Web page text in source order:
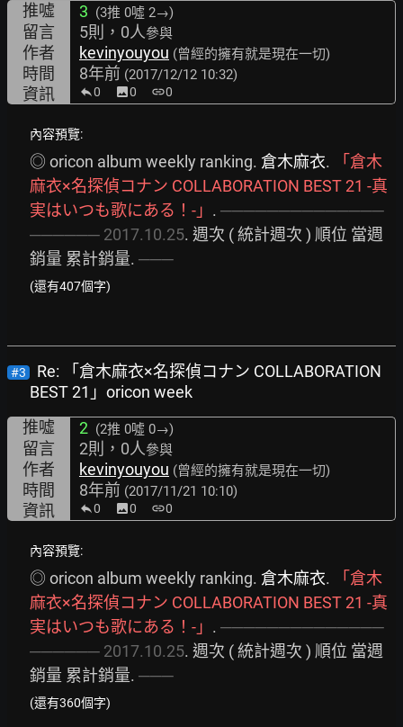
推噓
3 (3推 0噓 2→)
留言 5則，0人參與
作者 kevinyouyou (曾經的擁有就是現在一切)
時間 8年前 (2017/12/12 10:32)
資訊 0 image0 link0
內容預覽:
◎ oricon album weekly ranking. 倉木麻衣.
「倉木
麻衣×名探偵コナン COLLABORATION BEST21 -真
実はいつも歌にある！-」 . ──────────────
────── 2017.10.25. 週次 ( 統計週次 ) 順位 當週
銷量 累計銷量. ───
(還有407個字)
#3
Re: 「倉木麻衣×名探偵コナン COLLABORATION
BEST 21」oricon week
推噓
2 (2推 0噓 0→)
留言 2則，0人參與
作者 kevinyouyou (曾經的擁有就是現在一切)
時間 8年前 (2017/11/21 10:10)
資訊 0 image0 link0
內容預覽:
◎ oricon album weekly ranking. 倉木麻衣.
「倉木
麻衣×名探偵コナン COLLABORATION BEST21 -真
実はいつも歌にある！-」 . ──────────────
────── 2017.10.25. 週次 ( 統計週次 ) 順位 當週
銷量 累計銷量. ───
(還有360個字)